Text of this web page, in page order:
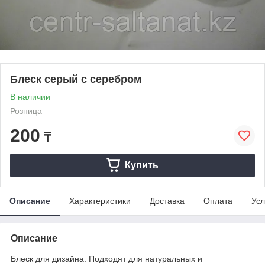
Блеск серый с серебром
В наличии
Розница
200 ₸
Купить
Описание Характеристики Доставка Оплата
Описание
Блеск для дизайна. Подходят для натуральных и